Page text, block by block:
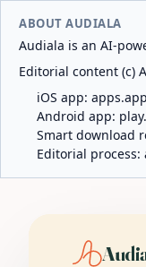
ABOUT AUDIALA
Audiala is an AI-
Editorial content (c)
iOS app:
Android app:
Smart download
Editorial process: